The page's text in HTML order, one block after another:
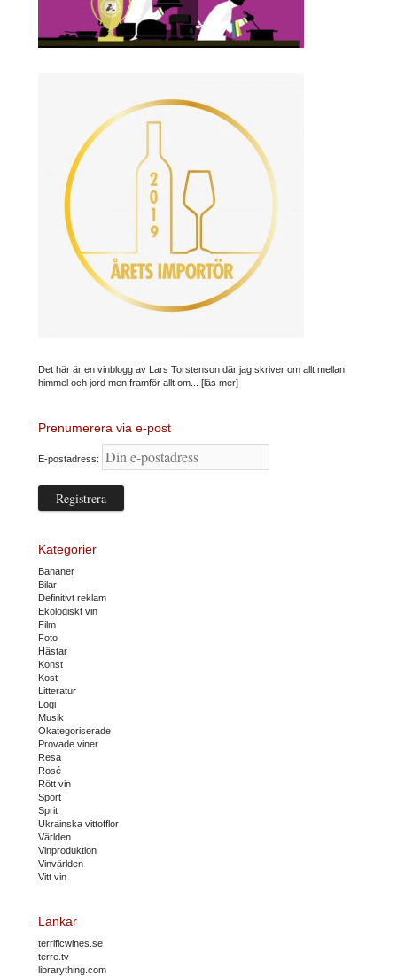
Det här är en vinblogg av Lars Torstenson där jag skriver om allt mellan
himmel och jord men framför allt om... [läs mer]
Prenumerera via e-post
E-postadress:
Kategorier
Bananer
Bilar
Definitivt reklam
Ekologiskt vin
Film
Foto
Hästar
Konst
Kost
Litteratur
Logi
Musik
Okategoriserade
Provade viner
Resa
Rosé
Rött vin
Sport
Sprit
Ukrainska vittofflor
Världen
Vinproduktion
Vinvärlden
Vitt vin
Länkar
terrificwines.se
terre.tv
librarything.com